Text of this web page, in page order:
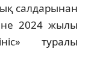
салдарынан
2024 жылы
туралы